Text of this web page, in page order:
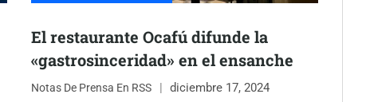
El restaurante Ocafú difunde la
«gastrosinceridad» en el ensanche
Notas De Prensa En RSS
diciembre 17, 2024